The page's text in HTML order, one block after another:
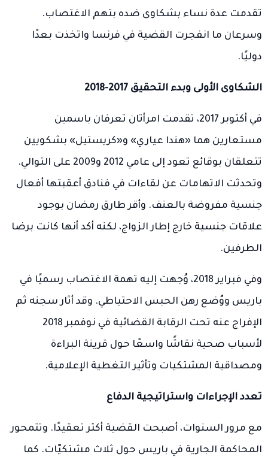
تقدمت عدة نساء بشكاوى ضده بتهم الاغتصاب.
وسرعان ما انفجرت القضية في فرنسا واتخذت بعدًا
دوليًا.
الشكاوى الأولى وبدء التحقيق 2017-2018
في أكتوبر 2017، تقدمت امرأتان تعرفان باسمين
مستعارين هما «هندا عياري» و«كريستيل» بشكويين
تتعلقان بوقائع تعود إلى عامي 2012 و2009 على التوالي.
وتحدثت الاتهامات عن لقاءات في فنادق أعقبتها أفعال
جنسية مفروضة بالعنف. وأقر طارق رمضان بوجود
علاقات جنسية خارج إطار الزواج، لكنه أكد أنها كانت برضا
الطرفين.
وفي فبراير 2018، وُجهت إليه تهمة الاغتصاب رسميًا في
باريس ووُضع رهن الحبس الاحتياطي. وقد أثار سجنه ثم
الإفراج عنه تحت الرقابة القضائية في نوفمبر 2018
لأسباب صحية نقاشًا واسعًا حول قرينة البراءة
ومصداقية المشتكيات وتأثير التغطية الإعلامية.
تعدد الإجراءات واستراتيجية الدفاع
مع مرور السنوات، أصبحت القضية أكثر تعقيدًا. وتتمحور
المحاكمة الجارية في باريس حول ثلاث مشتكيّات. كما